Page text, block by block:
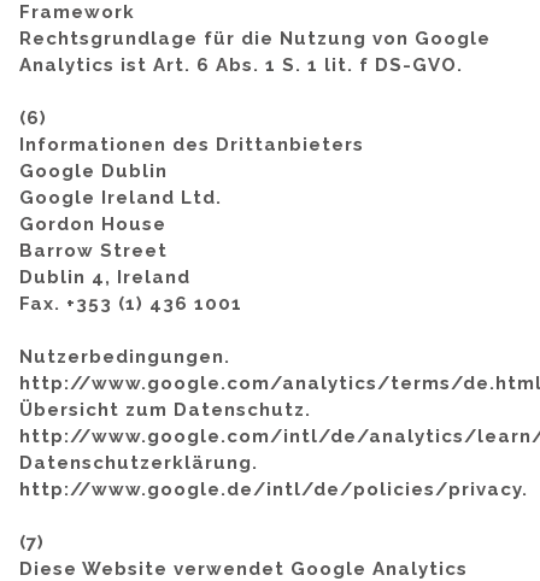
Framework
Rechtsgrundlage für die Nutzung von Google
Analytics ist Art. 6 Abs. 1 S. 1 lit. f DS-GVO.
(6)
Informationen des Drittanbieters
Google Dublin
Google Ireland Ltd.
Gordon House
Barrow Street
Dublin 4, Ireland
Fax. +353 (1) 436 1001
Nutzerbedingungen.
http://www.google.com/analytics/terms/
Übersicht zum Datenschutz.
http://www.google.com/intl/de/analytics/
Datenschutzerklärung.
http://www.google.de/intl/de/policies/privacy.
(7)
Diese Website verwendet Google Analytics